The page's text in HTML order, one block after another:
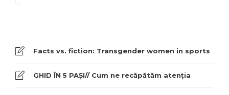
Facts vs. fiction: Transgender women in sports
GHID ÎN 5 PAȘI// Cum ne recăpătăm atenția